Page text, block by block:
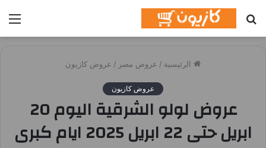
عن
الرئيسية / عروض مصر / عروض كازيون
عروض كازيون
عروض لولو الشرقية اليوم 20
ابريل حتى 22 ابريل 2025 ايام كبرى